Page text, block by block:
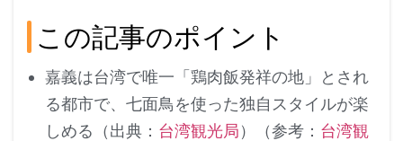
この記事のポイント
嘉義は台湾で唯一「鶏肉飯発祥の地」とされ
る都市で、七面鳥を使った独自スタイルが楽
しめる（出典： 台湾観光局）（参考： 台湾観